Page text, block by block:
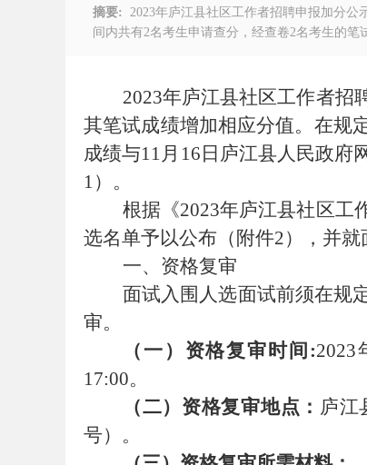
摘要: 2023年庐江县社区工作者招聘申报加分
间内共有2名考生申请查分，经查卷2名考生的
2023年庐江县社区工作者招
其笔试成绩增加相应分值。 在规
成绩与11月 16 日庐江县人民政府
1） 。
根据《2023年庐江县社区工
选名单予以公布（ 附件2），并就
一、资格复审
面试入围人选面试前须在规
审。
（一）资格复审时间 :2023
17:00。
（二）资格复审地点： 庐江
号）。